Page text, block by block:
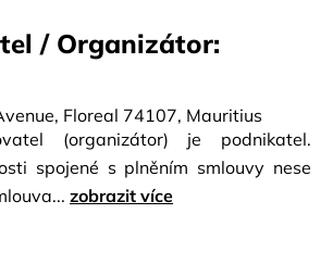
/ Organizátor:
Floreal 74107, Mauritius
(organizátor) je podnikatel.
spojené s plněním smlouvy nese
zobrazit více